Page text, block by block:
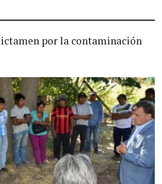
por la contaminación